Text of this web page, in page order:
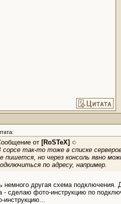
от [RoSTeX]
сорсе так-то тоже в списке
пишется, но через консоль явно
по адресу, например.
немного другая схема подключения.
- сделаю фото-инструкцию по
инструкцию...